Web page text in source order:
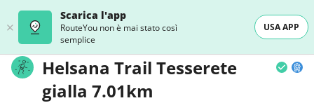
Scarica l'app
RouteYou non è mai stato così
semplice
USA APP
Helsana Trail Tesserete
gialla 7.01km